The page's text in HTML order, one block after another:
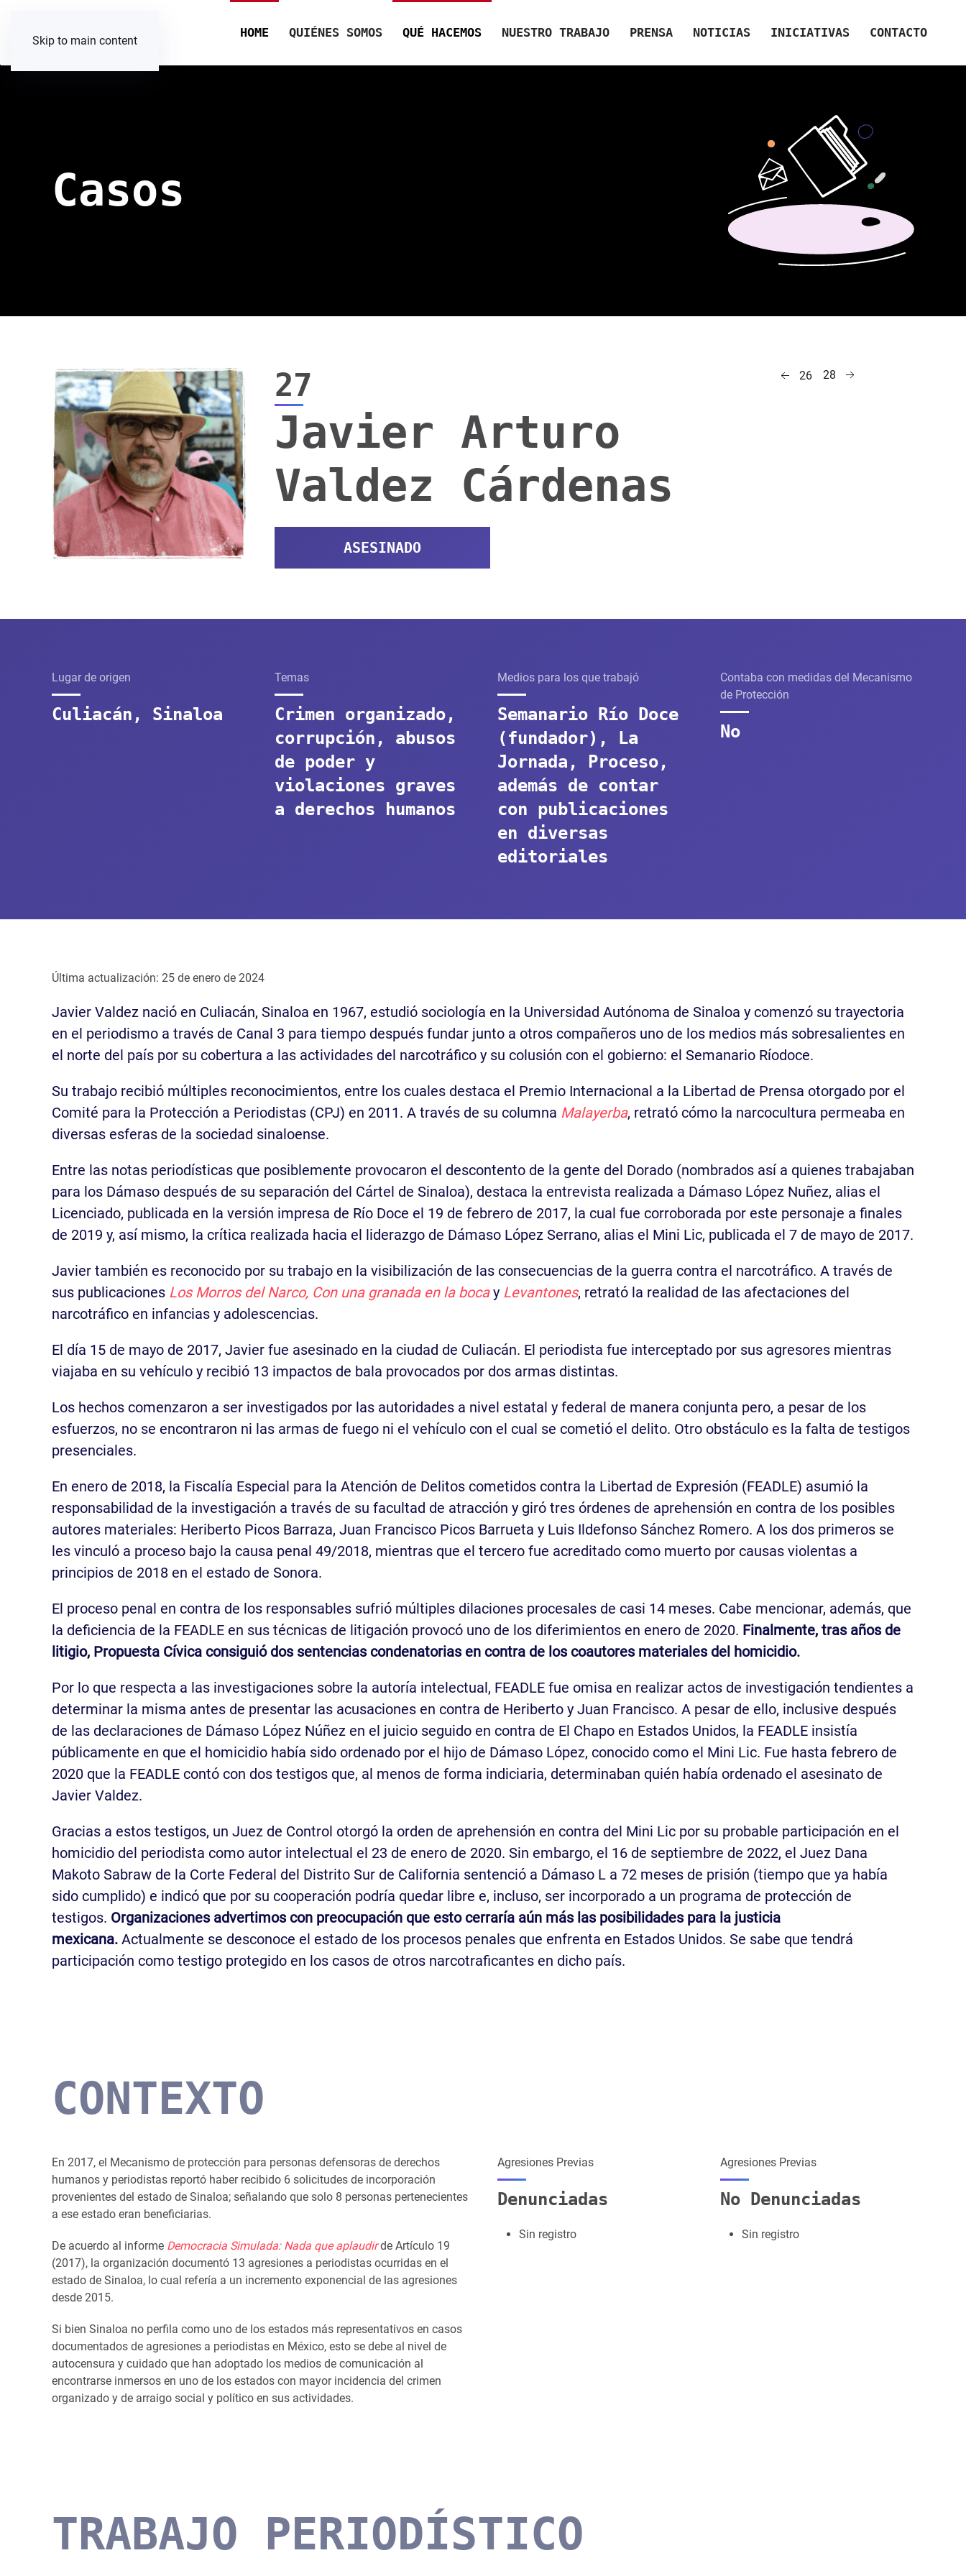
Skip to main content
HOME QUIÉNES SOMOS QUÉ HACEMOS NUESTRO TRABAJO PRENSA NOTICIAS INICIATIVAS CONTACTO
Casos
27
Javier Arturo
Valdez Cárdenas
ASESINADO
26 28
Lugar de origen
Culiacán, Sinaloa
Temas
Crimen organizado,
corrupción, abusos
de poder y
violaciones graves
a derechos humanos
Medios para los que trabajó
Semanario Río Doce
(fundador), La
Jornada, Proceso,
además de contar
con publicaciones
en diversas
editoriales
Contaba con medidas del Mecanismo
de Protección
No
Última actualización: 25 de enero de 2024
Javier Valdez nació en Culiacán, Sinaloa en 1967, estudió sociología en la Universidad Autónoma de Sinaloa y comenzó su trayectoria
en el periodismo a través de Canal 3 para tiempo después fundar junto a otros compañeros uno de los medios más sobresalientes en
el norte del país por su cobertura a las actividades del narcotráfico y su colusión con el gobierno: el Semanario Ríodoce.
Su trabajo recibió múltiples reconocimientos, entre los cuales destaca el Premio Internacional a la Libertad de Prensa otorgado por el
Comité para la Protección a Periodistas (CPJ) en 2011. A través de su columna Malayerba, retrató cómo la narcocultura permeaba en
diversas esferas de la sociedad sinaloense.
Entre las notas periodísticas que posiblemente provocaron el descontento de la gente del Dorado (nombrados así a quienes trabajaban
para los Dámaso después de su separación del Cártel de Sinaloa), destaca la entrevista realizada a Dámaso López Nuñez, alias el
Licenciado, publicada en la versión impresa de Río Doce el 19 de febrero de 2017, la cual fue corroborada por este personaje a finales
de 2019 y, así mismo, la crítica realizada hacia el liderazgo de Dámaso López Serrano, alias el Mini Lic, publicada el 7 de mayo de 2017.
Javier también es reconocido por su trabajo en la visibilización de las consecuencias de la guerra contra el narcotráfico. A través de
sus publicaciones Los Morros del Narco, Con una granada en la boca y Levantones, retrató la realidad de las afectaciones del
narcotráfico en infancias y adolescencias.
El día 15 de mayo de 2017, Javier fue asesinado en la ciudad de Culiacán. El periodista fue interceptado por sus agresores mientras
viajaba en su vehículo y recibió 13 impactos de bala provocados por dos armas distintas.
Los hechos comenzaron a ser investigados por las autoridades a nivel estatal y federal de manera conjunta pero, a pesar de los
esfuerzos, no se encontraron ni las armas de fuego ni el vehículo con el cual se cometió el delito. Otro obstáculo es la falta de testigos
presenciales.
En enero de 2018, la Fiscalía Especial para la Atención de Delitos cometidos contra la Libertad de Expresión (FEADLE) asumió la
responsabilidad de la investigación a través de su facultad de atracción y giró tres órdenes de aprehensión en contra de los posibles
autores materiales: Heriberto Picos Barraza, Juan Francisco Picos Barrueta y Luis Ildefonso Sánchez Romero. A los dos primeros se
les vinculó a proceso bajo la causa penal 49/2018, mientras que el tercero fue acreditado como muerto por causas violentas a
principios de 2018 en el estado de Sonora.
El proceso penal en contra de los responsables sufrió múltiples dilaciones procesales de casi 14 meses. Cabe mencionar, además, que
la deficiencia de la FEADLE en sus técnicas de litigación provocó uno de los diferimientos en enero de 2020. Finalmente, tras años de
litigio, Propuesta Cívica consiguió dos sentencias condenatorias en contra de los coautores materiales del homicidio.
Por lo que respecta a las investigaciones sobre la autoría intelectual, FEADLE fue omisa en realizar actos de investigación tendientes a
determinar la misma antes de presentar las acusaciones en contra de Heriberto y Juan Francisco. A pesar de ello, inclusive después
de las declaraciones de Dámaso López Núñez en el juicio seguido en contra de El Chapo en Estados Unidos, la FEADLE insistía
públicamente en que el homicidio había sido ordenado por el hijo de Dámaso López, conocido como el Mini Lic. Fue hasta febrero de
2020 que la FEADLE contó con dos testigos que, al menos de forma indiciaria, determinaban quién había ordenado el asesinato de
Javier Valdez.
Gracias a estos testigos, un Juez de Control otorgó la orden de aprehensión en contra del Mini Lic por su probable participación en el
homicidio del periodista como autor intelectual el 23 de enero de 2020. Sin embargo, el 16 de septiembre de 2022, el Juez Dana
Makoto Sabraw de la Corte Federal del Distrito Sur de California sentenció a Dámaso L a 72 meses de prisión (tiempo que ya había
sido cumplido) e indicó que por su cooperación podría quedar libre e, incluso, ser incorporado a un programa de protección de
testigos. Organizaciones advertimos con preocupación que esto cerraría aún más las posibilidades para la justicia
mexicana. Actualmente se desconoce el estado de los procesos penales que enfrenta en Estados Unidos. Se sabe que tendrá
participación como testigo protegido en los casos de otros narcotraficantes en dicho país.
CONTEXTO
En 2017, el Mecanismo de protección para personas defensoras de derechos
humanos y periodistas reportó haber recibido 6 solicitudes de incorporación
provenientes del estado de Sinaloa; señalando que solo 8 personas pertenecientes
a ese estado eran beneficiarias.
De acuerdo al informe Democracia Simulada: Nada que aplaudir de Artículo 19
(2017), la organización documentó 13 agresiones a periodistas ocurridas en el
estado de Sinaloa, lo cual refería a un incremento exponencial de las agresiones
desde 2015.
Si bien Sinaloa no perfila como uno de los estados más representativos en casos
documentados de agresiones a periodistas en México, esto se debe al nivel de
autocensura y cuidado que han adoptado los medios de comunicación al
encontrarse inmersos en uno de los estados con mayor incidencia del crimen
organizado y de arraigo social y político en sus actividades.
Agresiones Previas
Denunciadas
Sin registro
Agresiones Previas
No Denunciadas
Sin registro
TRABAJO PERIODÍSTICO